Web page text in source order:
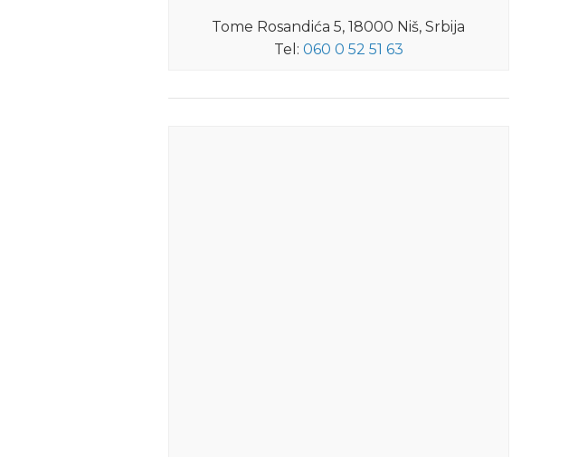
Tome Rosandića 5, 18000 Niš, Srbija
Tel: 060 0 52 51 63